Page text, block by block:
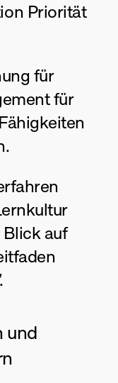
Priorität
für
für
auf
und